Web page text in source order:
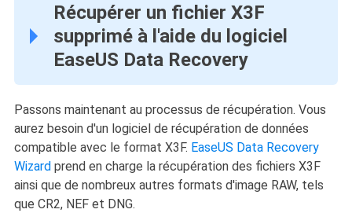
Récupérer un fichier X3F
supprimé à l'aide du logiciel
EaseUS Data Recovery
Passons maintenant au processus de récupération. Vous
aurez besoin d'un logiciel de récupération de données
compatible avec le format X3F. EaseUS Data Recovery
Wizard prend en charge la récupération des fichiers X3F
ainsi que de nombreux autres formats d'image RAW, tels
que CR2, NEF et DNG.